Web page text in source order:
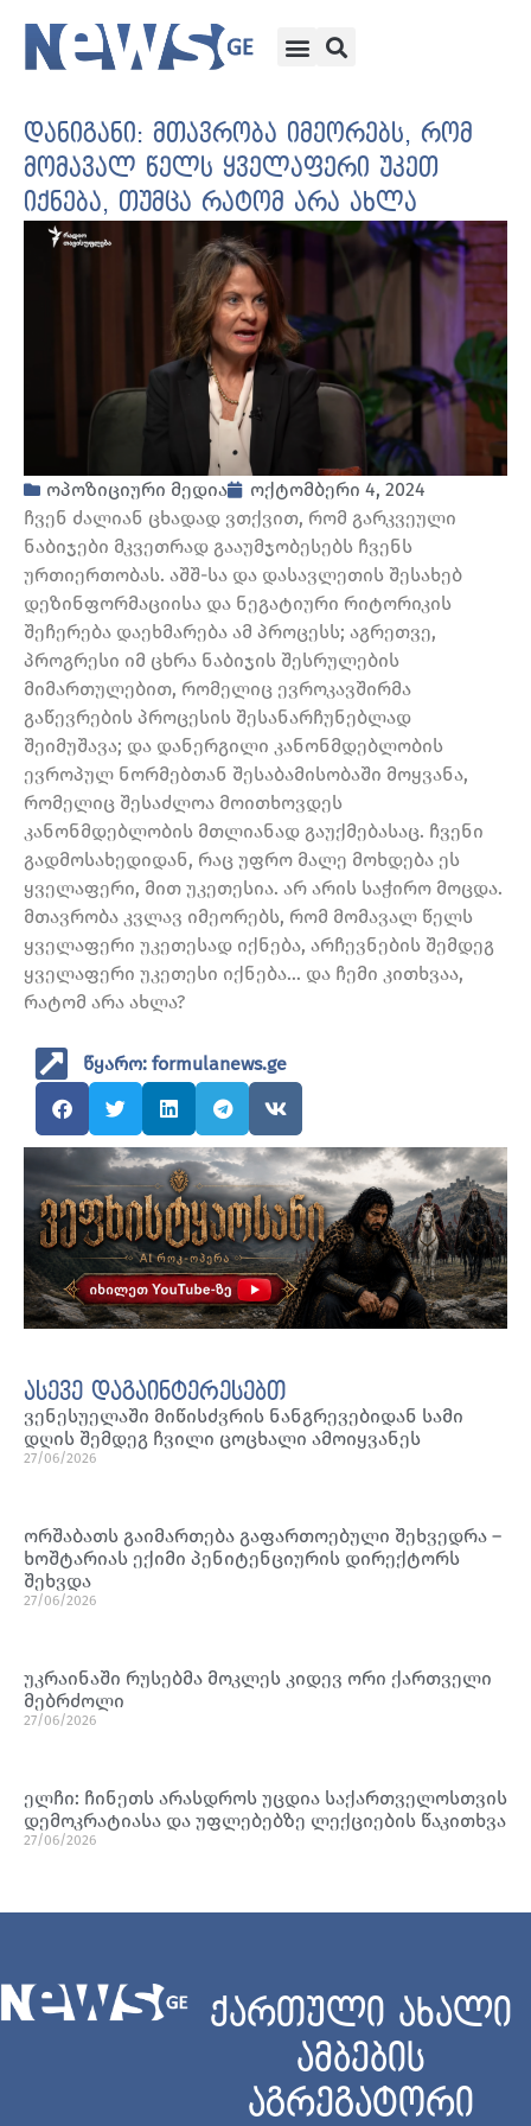
დანიგანი: მთავრობა იმეორებს, რომ
მომავალ წელს ყველაფერი უკეთ
იქნება, თუმცა რატომ არა ახლა
ოპოზიციური მედია
ოქტომბერი 4, 2024
ჩვენ ძალიან ცხადად ვთქვით, რომ გარკვეული
ნაბიჯები მკვეთრად გააუმჯობესებს ჩვენს
ურთიერთობას. აშშ-სა და დასავლეთის შესახებ
დეზინფორმაციისა და ნეგატიური რიტორიკის
შეჩერება დაეხმარება ამ პროცესს; აგრეთვე,
პროგრესი იმ ცხრა ნაბიჯის შესრულების
მიმართულებით, რომელიც ევროკავშირმა
გაწევრების პროცესის შესანარჩუნებლად
შეიმუშავა; და დანერგილი კანონმდებლობის
ევროპულ ნორმებთან შესაბამისობაში მოყვანა,
რომელიც შესაძლოა მოითხოვდეს
კანონმდებლობის მთლიანად გაუქმებასაც. ჩვენი
გადმოსახედიდან, რაც უფრო მალე მოხდება ეს
ყველაფერი, მით უკეთესია. არ არის საჭირო მოცდა.
მთავრობა კვლავ იმეორებს, რომ მომავალ წელს
ყველაფერი უკეთესად იქნება, არჩევნების შემდეგ
ყველაფერი უკეთესი იქნება… და ჩემი კითხვაა,
რატომ არა ახლა?
წყარო: formulanews.ge
ასევე დაგაინტერესებთ
ვენესუელაში მიწისძვრის ნანგრევებიდან სამი
დღის შემდეგ ჩვილი ცოცხალი ამოიყვანეს
27/06/2026
ორშაბათს გაიმართება გაფართოებული შეხვედრა –
ხოშტარიას ექიმი პენიტენციურის დირექტორს
შეხვდა
27/06/2026
უკრაინაში რუსებმა მოკლეს კიდევ ორი ქართველი
მებრძოლი
27/06/2026
ელჩი: ჩინეთს არასდროს უცდია საქართველოსთვის
დემოკრატიასა და უფლებებზე ლექციების წაკითხვა
27/06/2026
ქართული ახალი
ამბების
აგრეგატორი